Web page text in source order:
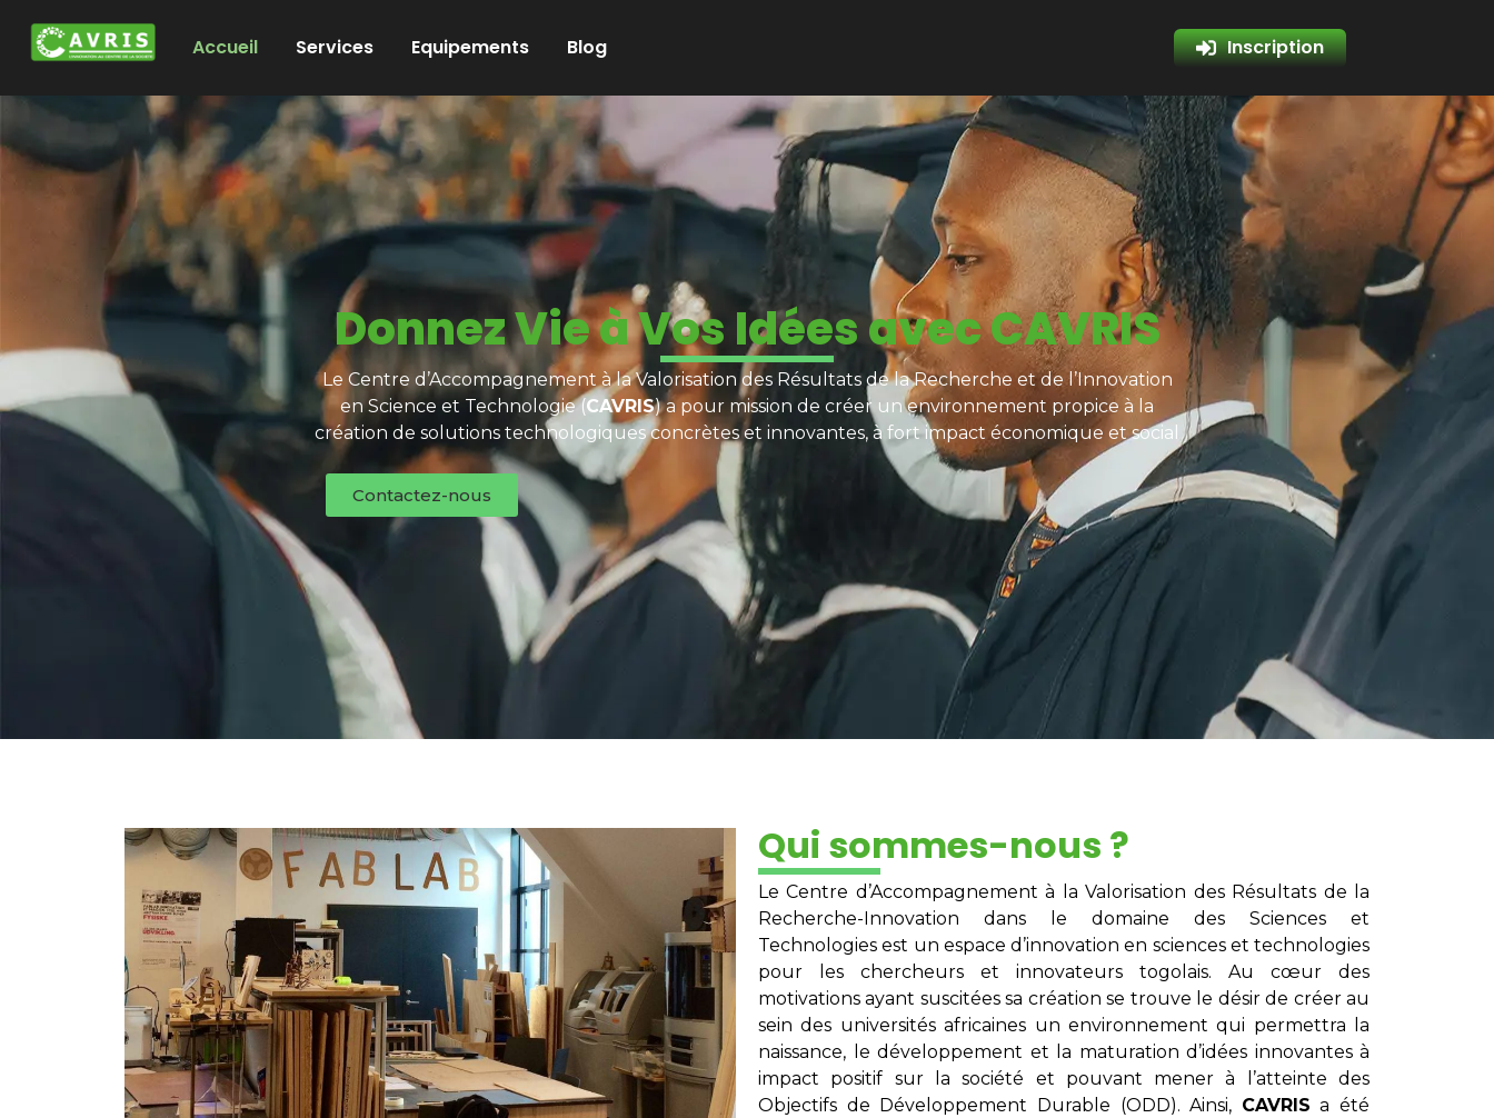
Accueil Services Equipements Blog Inscription
Donnez Vie à Vos Idées avec CAVRIS
Le Centre d’Accompagnement à la Valorisation des Résultats de la Recherche et de l’Innovation
en Science et Technologie (CAVRIS) a pour mission de créer un environnement propice à la
création de solutions technologiques concrètes et innovantes, à fort impact économique et social
Contactez-nous
Qui sommes-nous ?
Le Centre d’Accompagnement à la Valorisation des Résultats de la
Recherche-Innovation dans le domaine des Sciences et
Technologies est un espace d’innovation en sciences et technologies
pour les chercheurs et innovateurs togolais. Au cœur des
motivations ayant suscitées sa création se trouve le désir de créer au
sein des universités africaines un environnement qui permettra la
naissance, le développement et la maturation d’idées innovantes à
impact positif sur la société et pouvant mener à l’atteinte des
Objectifs de Développement Durable (ODD). Ainsi, CAVRIS a été